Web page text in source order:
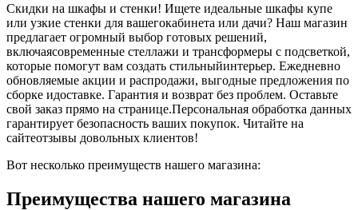
Скидки на шкафы и стенки! Ищете идеальные шкафы купе
или узкие стенки для вашегокабинета или дачи? Наш магазин
предлагает огромный выбор готовых решений,
включаясовременные стеллажи и трансформеры с подсветкой,
которые помогут вам создать стильныйинтерьер. Ежедневно
обновляемые акции и распродажи, выгодные предложения по
сборке идоставке. Гарантия и возврат без проблем. Оставьте
свой заказ прямо на странице.Персональная обработка данных
гарантирует безопасность ваших покупок. Читайте на
сайтеотзывы довольных клиентов!
Вот несколько преимуществ нашего магазина:
Преимущества нашего магазина